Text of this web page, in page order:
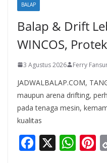
BALAP
Balap & Drift
WINCOS,
3 Agustus 2026 Ferry
JADWALBALAP.COM,
maupun arena drifting,
pada tenaga mesin,
kualitas
F X W